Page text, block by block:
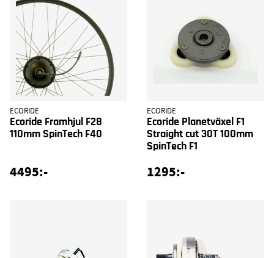
ECORIDE
Ecoride Framhjul F28
110mm SpinTech F40
4495:-
ECORIDE
Ecoride Planetväxel F1
Straight cut 30T 100mm
SpinTech F1
1295:-